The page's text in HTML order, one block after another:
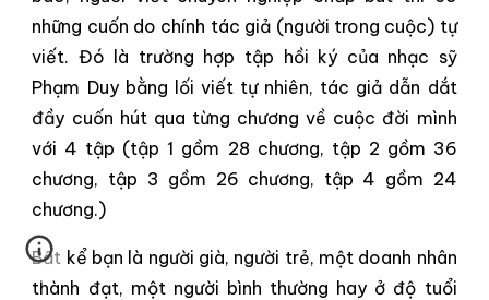
những cuốn do chính tác giả (người trong cuộc) tự
viết. Đó là trường hợp tập hồi ký của nhạc sỹ
Phạm Duy bằng lối viết tự nhiên, tác giả dẫn dắt
đầy cuốn hút qua từng chương về cuộc đời mình
với 4 tập (tập 1 gồm 28 chương, tập 2 gồm 36
chương, tập 3 gồm 26 chương, tập 4 gồm 24
chương.)
Bất kể bạn là người già, người trẻ, một doanh nhân
thành đạt, một người bình thường hay ở độ tuổi